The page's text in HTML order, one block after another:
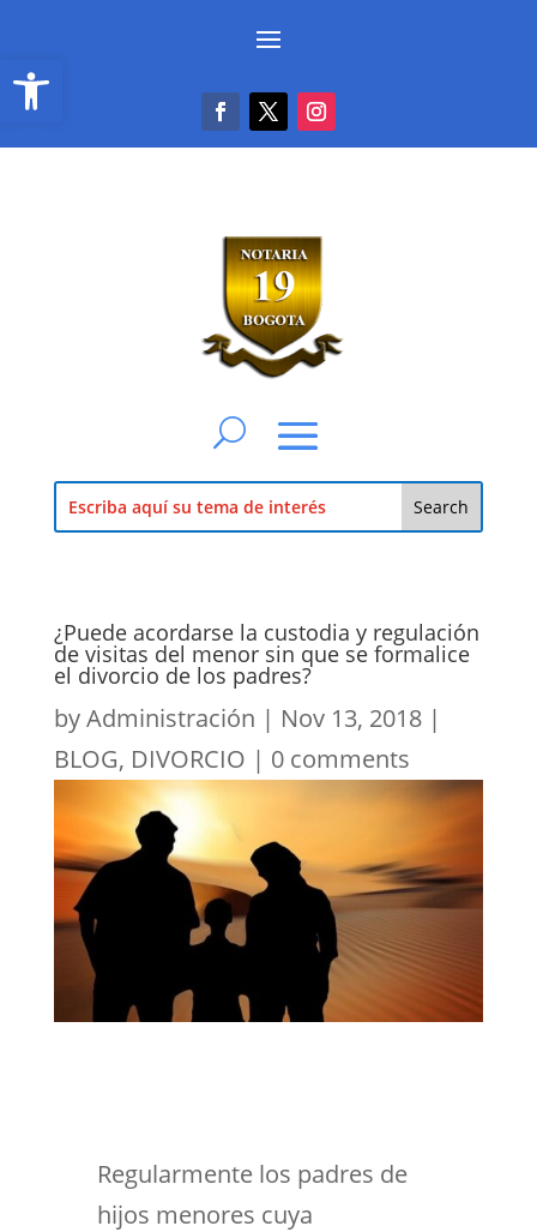
Abrir barra de herramientas
¿Puede acordarse la custodia y regulación
de visitas del menor sin que se formalice
el divorcio de los padres?
byAdministración | Nov 13, 2018|
BLOG, DIVORCIO | 0 comments
Regularmente los padres de
hijos menores cuya